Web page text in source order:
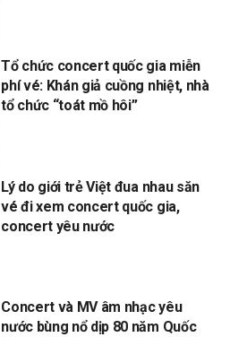
Tổ chức concert quốc gia miễn
phí vé: Khán giả cuồng nhiệt, nhà
tổ chức “toát mồ hôi”
Lý do giới trẻ Việt đua nhau săn
vé đi xem concert quốc gia,
concert yêu nước
Concert và MV âm nhạc yêu
nước bùng nổ dịp 80 năm Quốc